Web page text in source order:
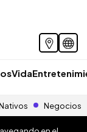
Vida
Negocios